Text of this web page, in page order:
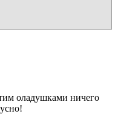
оладушками ничего